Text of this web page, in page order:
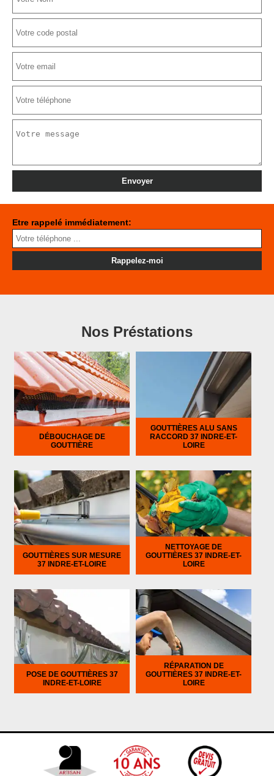
Etre rappelé immédiatement:
Nos Préstations
DÉBOUCHAGE DE
GOUTTIÈRE
GOUTTIÈRES ALU SANS
RACCORD 37 INDRE-ET-
LOIRE
GOUTTIÈRES SUR MESURE
37 INDRE-ET-LOIRE
NETTOYAGE DE
GOUTTIÈRES 37 INDRE-ET-
LOIRE
POSE DE GOUTTIÈRES 37
INDRE-ET-LOIRE
RÉPARATION DE
GOUTTIÈRES 37 INDRE-ET-
LOIRE